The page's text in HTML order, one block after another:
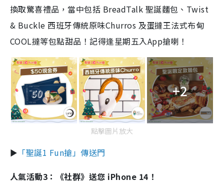
換取驚喜禮品，當中包括 BreadTalk 聖誕麵包、Twist
& Buckle 西班牙傳統原味Churros 及蛋撻王法式布甸
COOL撻等包點甜品！記得逢星期五入App搶喇！
+2
點擊圖片放大
► 「聖誕1 Fun搶」傳送門
人氣活動3：《社群》送您 iPhone 14！